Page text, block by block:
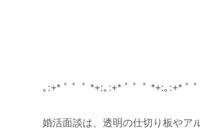
｡:+* ﾟ ゜ﾟ *+:｡:+* ﾟ ゜ﾟ *+:｡:+* ﾟ
婚活面談は、透明の仕切り板やア